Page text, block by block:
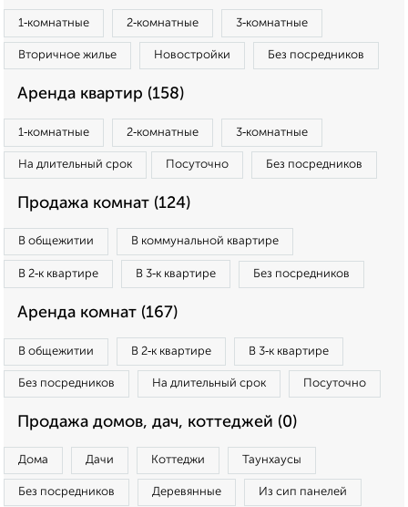
1‑комнатные 2‑комнатные 3‑комнатные
Вторичное жилье Новостройки Без посредников
Аренда квартир (158)
1‑комнатные 2‑комнатные 3‑комнатные
На длительный срок Посуточно Без посредников
Продажа комнат (124)
В общежитии В коммунальной квартире
В 2‑к квартире В 3‑к квартире Без посредников
Аренда комнат (167)
В общежитии В 2‑к квартире В 3‑к квартире
Без посредников На длительный срок Посуточно
Продажа домов, дач, коттеджей (0)
Дома Дачи Коттеджи Таунхаусы
Без посредников Деревянные Из сип панелей